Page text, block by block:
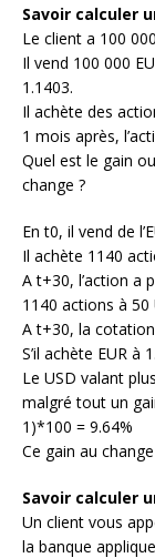
Savoir calculer
Le client a 100
Il vend 100 000
1.1403.
Il achète des
1 mois après,
Quel est le gain
change ?
En t0, il vend de
Il achète 1140
A t+30, l’action a
1140 actions à 50
A t+30, la
S’il achète EUR à
Le USD valant
malgré tout un
1)*100 = 9.64%
Ce gain au
Savoir calculer
Un client vous
la banque